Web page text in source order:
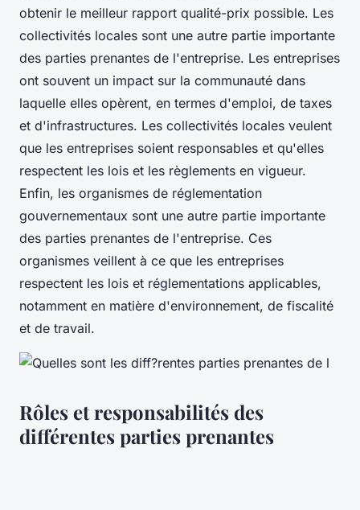
obtenir le meilleur rapport qualité-prix possible. Les
collectivités locales sont une autre partie importante
des parties prenantes de l'entreprise. Les entreprises
ont souvent un impact sur la communauté dans
laquelle elles opèrent, en termes d'emploi, de taxes
et d'infrastructures. Les collectivités locales veulent
que les entreprises soient responsables et qu'elles
respectent les lois et les règlements en vigueur.
Enfin, les organismes de réglementation
gouvernementaux sont une autre partie importante
des parties prenantes de l'entreprise. Ces
organismes veillent à ce que les entreprises
respectent les lois et réglementations applicables,
notamment en matière d'environnement, de fiscalité
et de travail.
Rôles et responsabilités des
différentes parties prenantes